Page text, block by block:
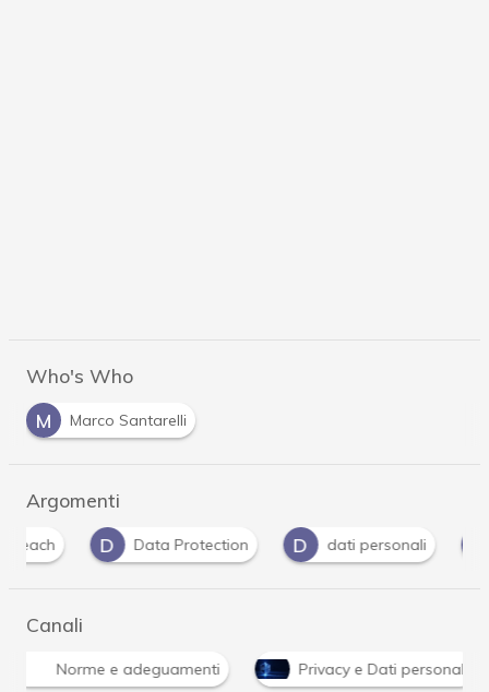
Who's Who
M
Marco Santarelli
Argomenti
D
Data Protection D dati personali P
Canali
Norme e adeguamenti Privacy e Dati personali